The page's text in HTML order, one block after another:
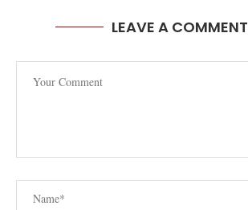
LEAVE A COMMENT